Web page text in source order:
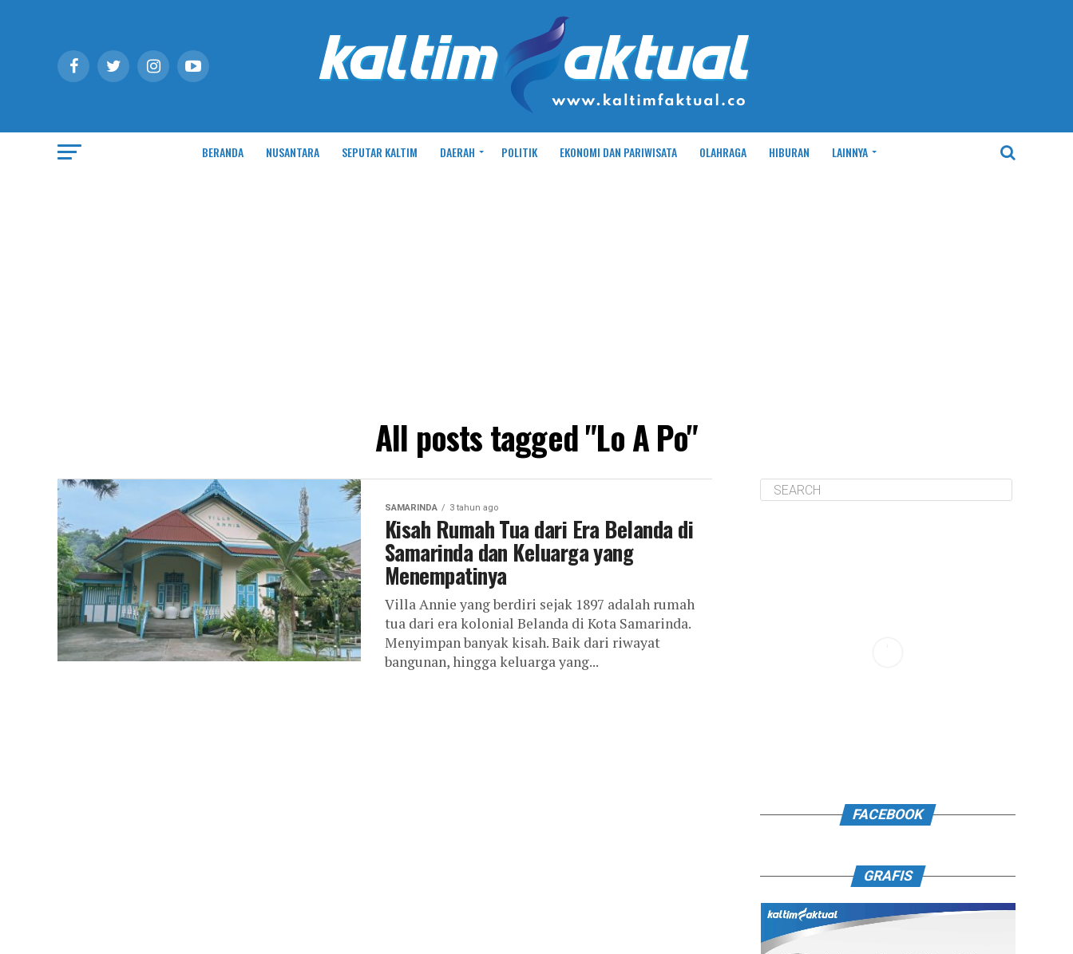
BERANDA NUSANTARA SEPUTAR KALTIM DAERAH POLITIK EKONOMI DAN PARIWISATA OLAHRAGA HIBURAN LAINNYA
All posts tagged "Lo A Po"
SAMARINDA 3 tahun ago
Kisah Rumah Tua dari Era Belanda di
Samarinda dan Keluarga yang
Menempatinya
Villa Annie yang berdiri sejak 1897 adalah rumah
tua dari era kolonial Belanda di Kota Samarinda.
Menyimpan banyak kisah. Baik dari riwayat
bangunan, hingga keluarga yang...
FACEBOOK
GRAFIS